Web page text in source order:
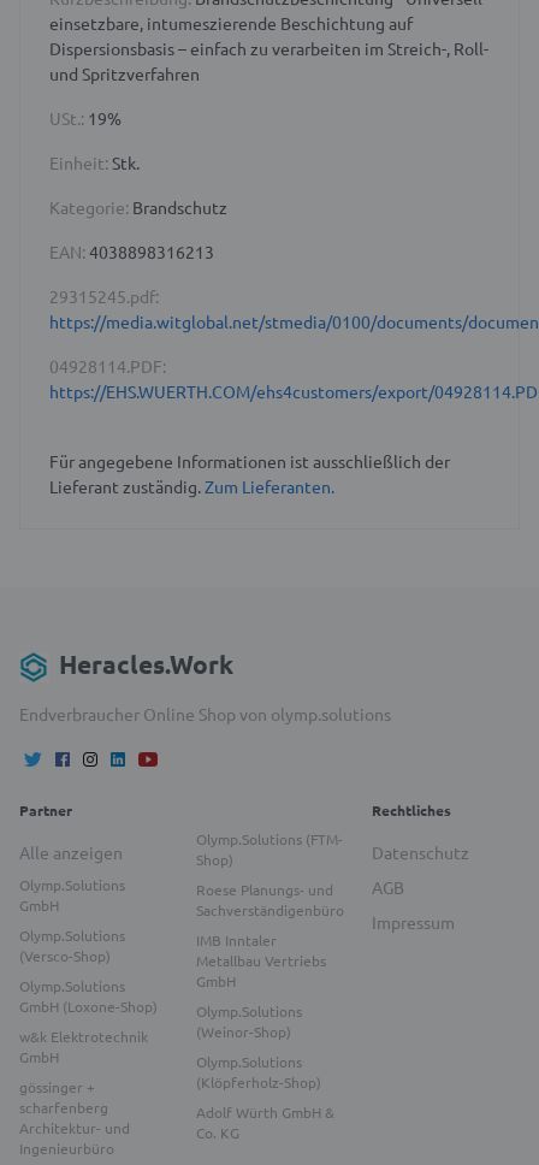
einsetzbare, intumeszierende Beschichtung auf
Dispersionsbasis – einfach zu verarbeiten im Streich-, Roll-
und Spritzverfahren
USt.: 19%
Einheit: Stk.
Kategorie: Brandschutz
EAN: 4038898316213
29315245.pdf:
https://media.witglobal.net/stmedia/0100/documents/
04928114.PDF:
https://EHS.WUERTH.COM/ehs4customers/export/
Für angegebene Informationen ist ausschließlich der
Lieferant zuständig.Zum Lieferanten.
Heracles.Work
Endverbraucher Online Shop von olymp.solutions
Partner
Alle anzeigen
Olymp.Solutions
GmbH
Olymp.Solutions
(Versco-Shop)
Olymp.Solutions
GmbH (Loxone-Shop)
w&k Elektrotechnik
GmbH
gössinger +
scharfenberg
Architektur- und
Ingenieurbüro
Olymp.Solutions (FTM-
Shop)
Roese Planungs- und
Sachverständigenbüro
IMB Inntaler
Metallbau Vertriebs
GmbH
Olymp.Solutions
(Weinor-Shop)
Olymp.Solutions
(Klöpferholz-Shop)
Adolf Würth GmbH &
Co. KG
Rechtliches
Datenschutz
AGB
Impressum